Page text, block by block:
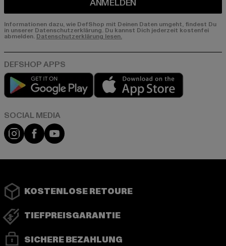
ANMELDEN
Informationen dazu, wie DefShop mit Deinen Daten umgeht, findest Du
in unserer Datenschutzerklärung. Du kannst Dich jederzeit kostenfei
abmelden. Datenschutzerklärung lesen.
Play market
Instagram
FacebookYouTube
KOSTENLOSE RETOURE
TIEFPREISGARANTIE
SICHERE BEZAHLUNG